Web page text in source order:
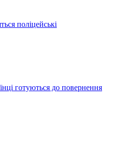
поліцейські
готуються до повернення